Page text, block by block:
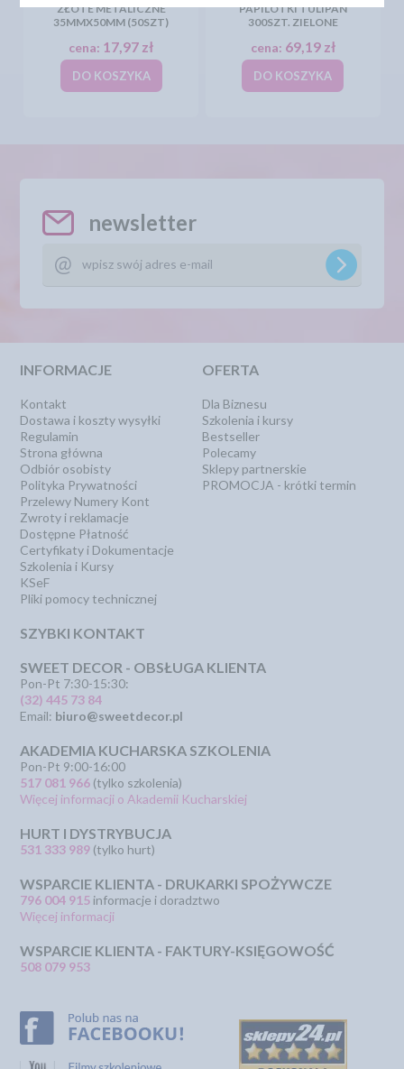
ZŁOTE METALICZNE
35MMX50MM (50SZT)
cena: 17,97 zł
DO KOSZYKA
PAPILOTKI TULIPAN
300SZT. ZIELONE
cena: 69,19 zł
DO KOSZYKA
newsletter
INFORMACJE
Kontakt
Dostawa i koszty wysyłki
Regulamin
Strona główna
Odbiór osobisty
Polityka Prywatności
Przelewy Numery Kont
Zwroty i reklamacje
Dostępne Płatność
Certyfikaty i Dokumentacje
Szkolenia i Kursy
KSeF
Pliki pomocy technicznej
OFERTA
Dla Biznesu
Szkolenia i kursy
Bestseller
Polecamy
Sklepy partnerskie
PROMOCJA - krótki termin
SZYBKI KONTAKT
SWEET DECOR - OBSŁUGA KLIENTA
Pon-Pt 7:30-15:30:
(32) 445 73 84
Email: biuro@sweetdecor.pl
AKADEMIA KUCHARSKA SZKOLENIA
Pon-Pt 9:00-16:00
517 081 966 (tylko szkolenia)
Więcej informacji o Akademii Kucharskiej
HURT I DYSTRYBUCJA
531 333 989 (tylko hurt)
WSPARCIE KLIENTA - DRUKARKI SPOŻYWCZE
796 004 915 informacje i doradztwo
Więcej informacji
WSPARCIE KLIENTA - FAKTURY-KSIĘGOWOŚĆ
508 079 953